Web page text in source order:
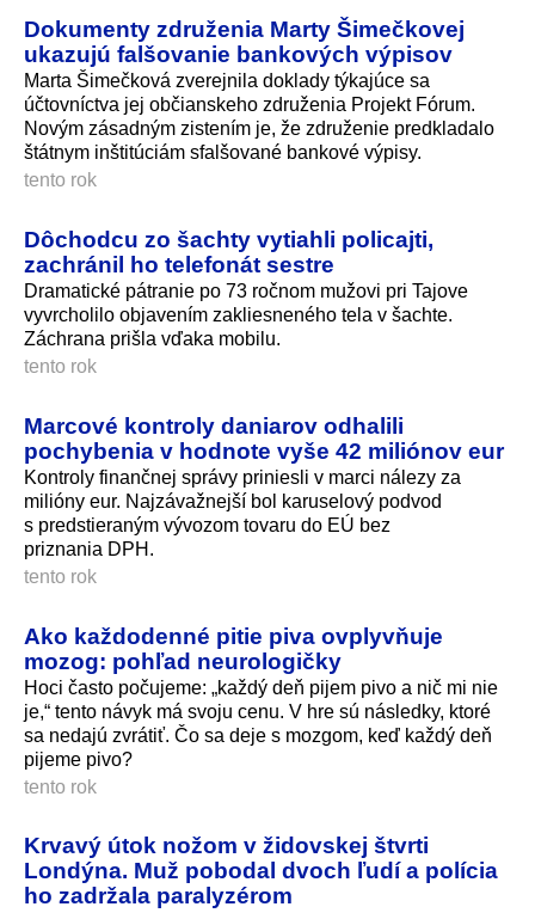
Dokumenty združenia Marty Šimečkovej
ukazujú falšovanie bankových výpisov
Marta Šimečková zverejnila doklady týkajúce sa
účtovníctva jej občianskeho združenia Projekt Fórum.
Novým zásadným zistením je, že združenie predkladalo
štátnym inštitúciám sfalšované bankové výpisy.
tento rok
Dôchodcu zo šachty vytiahli policajti,
zachránil ho telefonát sestre
Dramatické pátranie po 73 ročnom mužovi pri Tajove
vyvrcholilo objavením zakliesneného tela v šachte.
Záchrana prišla vďaka mobilu.
tento rok
Marcové kontroly daniarov odhalili
pochybenia v hodnote vyše 42 miliónov eur
Kontroly finančnej správy priniesli v marci nálezy za
milióny eur. Najzávažnejší bol karuselový podvod
s predstieraným vývozom tovaru do EÚ bez
priznania DPH.
tento rok
Ako každodenné pitie piva ovplyvňuje
mozog: pohľad neurologičky
Hoci často počujeme: „každý deň pijem pivo a nič mi nie
je,“ tento návyk má svoju cenu. V hre sú následky, ktoré
sa nedajú zvrátiť. Čo sa deje s mozgom, keď každý deň
pijeme pivo?
tento rok
Krvavý útok nožom v židovskej štvrti
Londýna. Muž pobodal dvoch ľudí a polícia
ho zadržala paralyzérom